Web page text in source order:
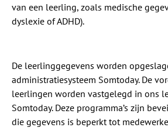
van een leerling, zoals medische
dyslexie of ADHD).
De leerlinggegevens worden
administratiesysteem Somtoday. De
leerlingen worden vastgelegd in ons
Somtoday. Deze programma’s zijn
die gegevens is beperkt tot